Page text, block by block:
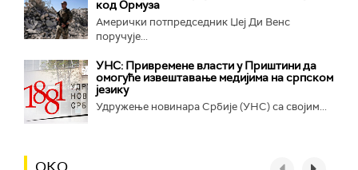
код Ормуза
Амерички потпредседник Џеј Ди Венс
поручује...
УНС: Привремене власти у Приштини да
омогуће извештавање медијима на српском
језику
Удружење новинара Србије (УНС) са својим...